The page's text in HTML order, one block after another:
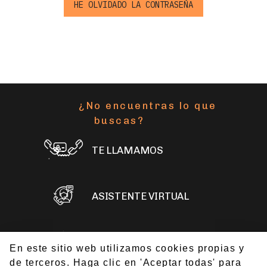
¿No encuentras lo que
buscas?
TE LLAMAMOS
ASISTENTE VIRTUAL
ESCRÍBENOS